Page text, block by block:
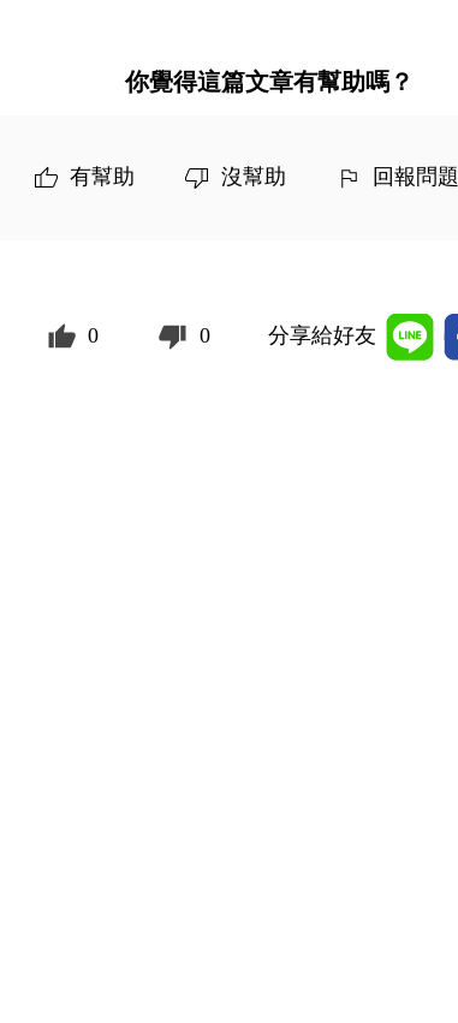
你覺得這篇文章有幫助嗎？
有幫助 沒幫助 回報問題
0 0 分享給好友